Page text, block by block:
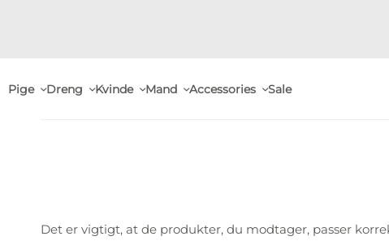
Pige Dreng Kvinde Mand Accessories Sale
Det er vigtigt, at de produkter, du modtager, passer